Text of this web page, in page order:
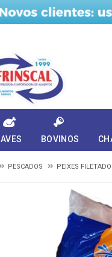
AVES BOVINOS
PESCADOS PEIXES